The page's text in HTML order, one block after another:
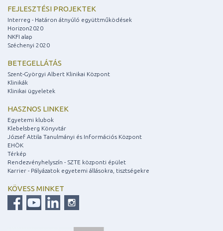
FEJLESZTÉSI PROJEKTEK
Interreg - Határon átnyúló együttműködések
Horizon2020
NKFI alap
Széchenyi 2020
BETEGELLÁTÁS
Szent-Györgyi Albert Klinikai Központ
Klinikák
Klinikai ügyeletek
HASZNOS LINKEK
Egyetemi klubok
Klebelsberg Könyvtár
József Attila Tanulmányi és Információs Központ
EHÖK
Térkép
Rendezvényhelyszín - SZTE központi épület
Karrier - Pályázatok egyetemi állásokra, tisztségekre
KÖVESS MINKET